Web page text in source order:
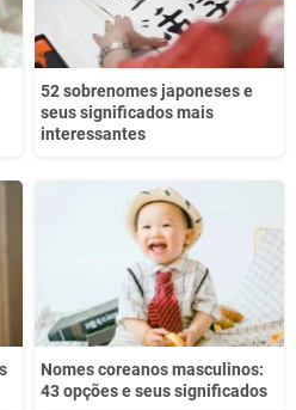
52 sobrenomes japoneses e
seus significados mais
interessantes
Nomes coreanos masculinos:
43 opções e seus significados